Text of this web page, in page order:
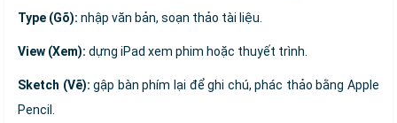
Type (Gõ): nhập văn bản, soạn thảo tài liệu.
View (Xem): dựng iPad xem phim hoặc thuyết trình.
Sketch (Vẽ): gập bàn phím lại để ghi chú, phác thảo bằng Apple
Pencil.